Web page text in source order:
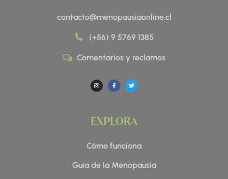
contacto@menopausiaonline.cl
(+56) 9 5769 1385
Comentarios y reclamos
I
n
s
a
m
F
a
c
-
T
w
i
EXPLORA
Cómo funciona
Guia de la Menopausia